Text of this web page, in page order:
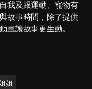
我及跟運動、寵物有
故事時間，除了提供
畫讓故事更生動。
姐